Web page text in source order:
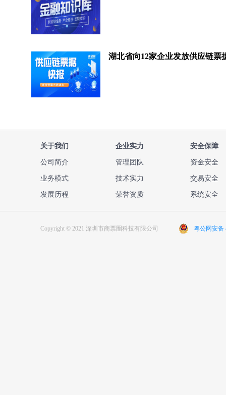
关于我们
公司简介
业务模式
发展历程
企业实力
管理团队
技术实力
荣誉资质
安全保障
资金安全
交易安全
系统安全
Copyright © 2021 深圳市商票圈科技有限公司 粤公网安备